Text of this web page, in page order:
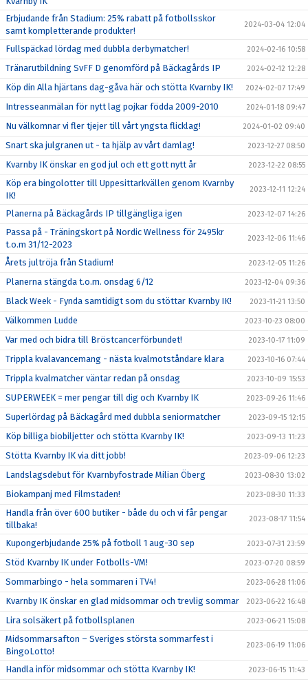
Erbjudande från Stadium: 25% rabatt på fotbollsskor
samt kompletterande produkter!
2024-03-04 12:04
Fullspäckad lördag med dubbla derbymatcher! 2024-02-16 10:58
Tränarutbildning SvFF D genomförd på Bäckagårds IP 2024-02-12 12:28
Köp din Alla hjärtans dag-gåva här och stötta Kvarnby IK! 2024-02-07 17:49
Intresseanmälan för nytt lag pojkar födda 2009-2010 2024-01-18 09:47
Nu välkomnar vi fler tjejer till vårt yngsta flicklag! 2024-01-02 09:40
Snart ska julgranen ut - ta hjälp av vårt damlag! 2023-12-27 08:50
Kvarnby IK önskar en god jul och ett gott nytt år 2023-12-22 08:55
Köp era bingolotter till Uppesittarkvällen genom Kvarnby
IK!
2023-12-11 12:24
Planerna på Bäckagårds IP tillgängliga igen 2023-12-07 14:26
Passa på - Träningskort på Nordic Wellness för 2495kr
t.o.m 31/12-2023
2023-12-06 11:46
Årets jultröja från Stadium! 2023-12-05 11:26
Planerna stängda t.o.m. onsdag 6/12 2023-12-04 09:36
Black Week - Fynda samtidigt som du stöttar Kvarnby IK! 2023-11-21 13:50
Välkommen Ludde 2023-10-23 08:00
Var med och bidra till Bröstcancerförbundet! 2023-10-17 11:09
Trippla kvalavancemang - nästa kvalmotståndare klara 2023-10-16 07:44
Trippla kvalmatcher väntar redan på onsdag 2023-10-09 15:53
SUPERWEEK = mer pengar till dig och Kvarnby IK 2023-09-26 11:46
Superlördag på Bäckagård med dubbla seniormatcher 2023-09-15 12:15
Köp billiga biobiljetter och stötta Kvarnby IK! 2023-09-13 11:23
Stötta Kvarnby IK via ditt jobb! 2023-09-06 12:23
Landslagsdebut för Kvarnbyfostrade Milian Öberg 2023-08-30 13:02
Biokampanj med Filmstaden! 2023-08-30 11:33
Handla från över 600 butiker - både du och vi får pengar
tillbaka!
2023-08-17 11:54
Kupongerbjudande 25% på fotboll 1 aug-30 sep 2023-07-31 23:59
Stöd Kvarnby IK under Fotbolls-VM! 2023-07-20 08:59
Sommarbingo - hela sommaren i TV4! 2023-06-28 11:06
Kvarnby IK önskar en glad midsommar och trevlig sommar 2023-06-22 16:48
Lira solsäkert på fotbollsplanen 2023-06-21 15:08
Midsommarsafton – Sveriges största sommarfest i
BingoLotto!
2023-06-19 11:06
Handla inför midsommar och stötta Kvarnby IK! 2023-06-15 11:43